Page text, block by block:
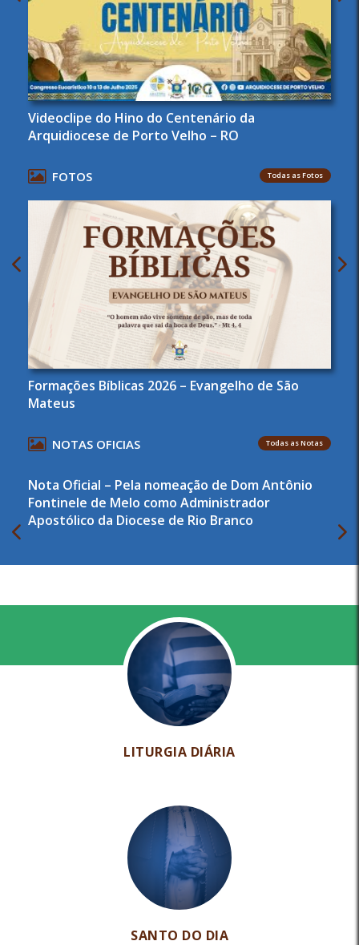
Videoclipe do Hino do Centenário da
Arquidiocese de Porto Velho – RO
FOTOS Todas as Fotos
Formações Bíblicas 2026 – Evangelho de São
Mateus
NOTAS OFICIAS Todas as Notas
Nota Oficial – Pela nomeação de Dom Antônio
Fontinele de Melo como Administrador
Apostólico da Diocese de Rio Branco
LITURGIA DIÁRIA
SANTO DO DIA